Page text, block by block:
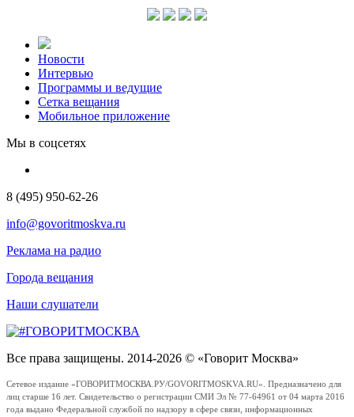
Новости
Интервью
Программы и ведущие
Сетка вещания
Мобильное приложение
Мы в соцсетях
8 (495) 950-62-26
info@govoritmoskva.ru
Реклама на радио
Города вещания
Наши слушатели
Все права защищены. 2014-2026 © «Говорит Москва»
Сетевое издание «ГОВОРИТМОСКВА.РУ/GOVORITMOSKVA.RU». Предназначено для
лиц старше 16 лет. Свидетельство о регистрации СМИ Эл № 77-64961 от 04 марта 2016
года выдано Федеральной службой по надзору в сфере связи, информационных